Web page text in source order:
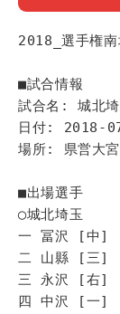
2018_選手権
■試合情報
試合名: 城北
日付: 2018-
場所: 県営大
■出場選手
◯城北埼玉
一 冨沢 [中]
二 山縣 [三]
三 永沢 [右]
四 中沢 [一]